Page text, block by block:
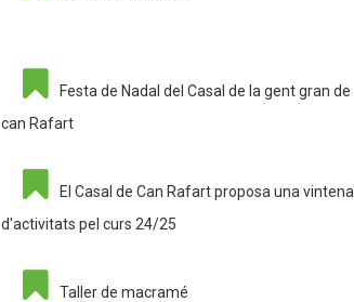
Festa de Nadal del Casal de la gent gran de
can Rafart
El Casal de Can Rafart proposa una vintena
d'activitats pel curs 24/25
Taller de macramé